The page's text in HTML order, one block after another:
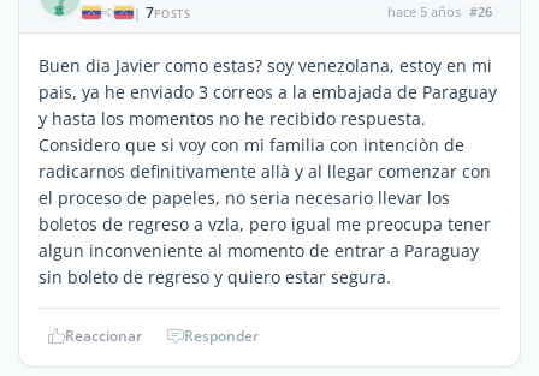
| 7POSTS hace 5 años #26
Buen dia Javier como estas? soy venezolana, estoy en mi
pais, ya he enviado 3 correos a la embajada de Paraguay
y hasta los momentos no he recibido respuesta.
Considero que si voy con mi familia con intenciòn de
radicarnos definitivamente allà y al llegar comenzar con
el proceso de papeles, no seria necesario llevar los
boletos de regreso a vzla, pero igual me preocupa tener
algun inconveniente al momento de entrar a Paraguay
sin boleto de regreso y quiero estar segura.
Reaccionar Responder